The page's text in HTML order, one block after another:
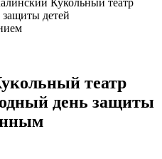
Кукольный театр
детей
театр
день защиты